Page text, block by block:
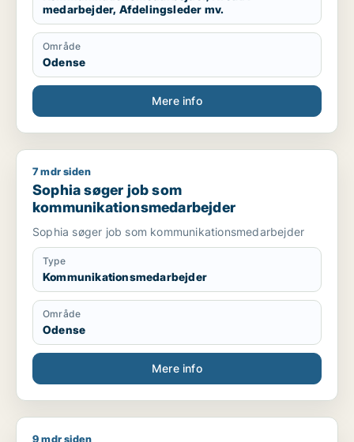
medarbejder, Afdelingsleder mv.
Område
Odense
Mere info
Sophia søger job som kommunikationsmedarbejder
7 mdr siden
Sophia søger job som
kommunikationsmedarbejder
Sophia søger job som kommunikationsmedarbejder
Type
Kommunikationsmedarbejder
Område
Odense
Mere info
9 mdr siden